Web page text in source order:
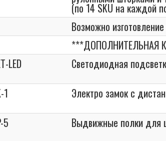
(по 14 SKU на каждой
Возможно
***ДОПОЛНИТЕЛЬНАЯ
LED
Светодиодная
1
Электро замок с
5
Выдвижные полки для